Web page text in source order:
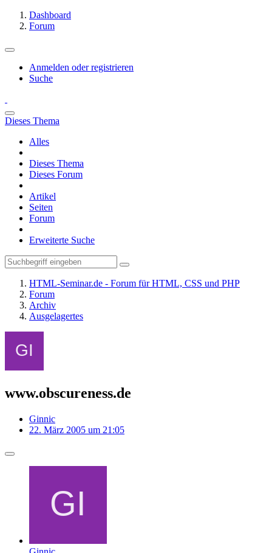
Dashboard
Forum
Anmelden oder registrieren
Suche
Dieses Thema
Alles
Dieses Thema
Dieses Forum
Artikel
Seiten
Forum
Erweiterte Suche
HTML-Seminar.de - Forum für HTML, CSS und PHP
Forum
Archiv
Ausgelagertes
www.obscureness.de
Ginnic
22. März 2005 um 21:05